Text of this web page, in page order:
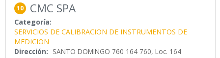
10 CMC SPA
Categoría:
SERVICIOS DE CALIBRACION DE INSTRUMENTOS DE
MEDICION
Dirección: SANTO DOMINGO 760 164 760, Loc. 164